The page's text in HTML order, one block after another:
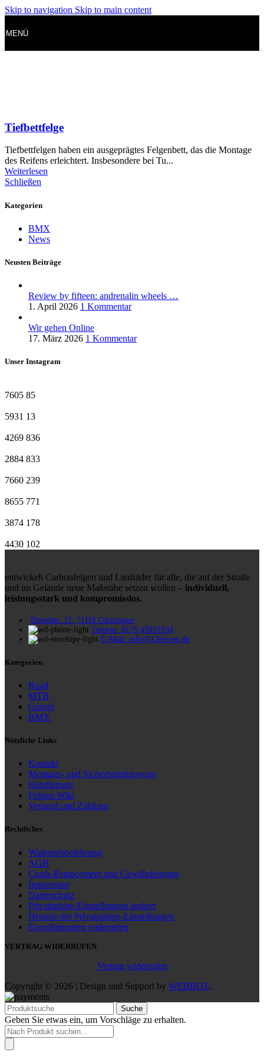
Skip to navigation Skip to main content
MENÜ
Tiefbettfelge
Tiefbettfelgen haben ein ausgeprägtes Felgenbett, das die Montage
des Reifens erleichtert. Insbesondere bei Tu...
Weiterlesen
Schließen
Kategorien
BMX
News
Neusten Beiträge
Review by fifteen: andrenalin wheels …
1. April 2026 1 Kommentar
Wir gehen Online
17. März 2026 1 Kommentar
Unser Instagram
7605 85
5931 13
4269 836
2884 833
7660 239
8655 771
3874 178
4430 102
entwickelt Carbonfelgen und Laufräder für alle, die auf der Straße
und im Gelände neue Maßstäbe setzen wollen – individuell,
leistungsstark und kompromisslos.
Dieselstr. 12, 71116 Gärtringen
Telefon: 0176 43951934
E-Mail: info@12eleven.de
Kategorien
Road
MTB
Gravel
BMX
Nützliche Links
Kontakt
Montage- und Sicherheitshinweise
Händlernetz
Felgen-Wiki
Versand und Zahlung
Rechtliches
Widerrufsbelehrung
AGB
Crash-Replacement und Gewährleistung
Impressum
Datenschutz
Privatsphäre-Einstellungen ändern
Historie der Privatsphäre-Einstellungen
Einwilligungen widerrufen
VERTRAG WIDERRUFEN
Vertrag widerrufen
Copyright © 2026 | Design und Support by WEBBOZ.
Suche
Geben Sie etwas ein, um Vorschläge zu erhalten.
Products
search